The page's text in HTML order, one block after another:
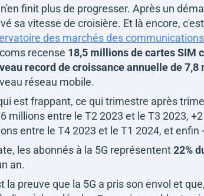
finit plus de progresser. Après un
sa vitesse de croisière. Et là encore,
des marchés des
recense 18,5 millions de cartes SIM
record de croissance annuelle de
réseau mobile.
est frappant, ce qui trimestre après
millions entre le T2 2023 et le T3 2023,
entre le T4 2023 et le T1 2024, et
les abonnés à la 5G représentent22%
an.
la preuve que la 5G a pris son envol et